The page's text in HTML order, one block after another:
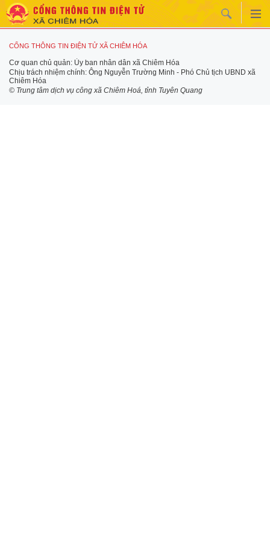
CỔNG THÔNG TIN ĐIỆN TỬ XÃ CHIÊM HÓA
Cơ quan chủ quản: Ủy ban nhân dân xã Chiêm Hóa
Chịu trách nhiệm chính: Ông Nguyễn Trường Minh - Phó Chủ tịch UBND xã
Chiêm Hóa
© Trung tâm dịch vụ công xã Chiêm Hoá, tỉnh Tuyên Quang